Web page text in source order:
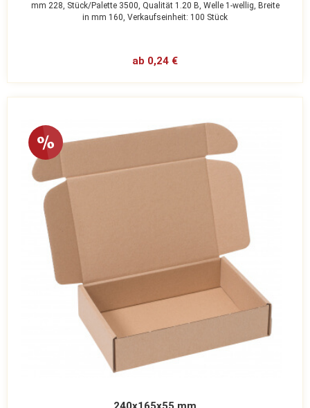
mm 228, Stück/Palette 3500, Qualität 1.20 B, Welle 1-wellig, Breite
in mm 160, Verkaufseinheit: 100 Stück
ab 0,24 €